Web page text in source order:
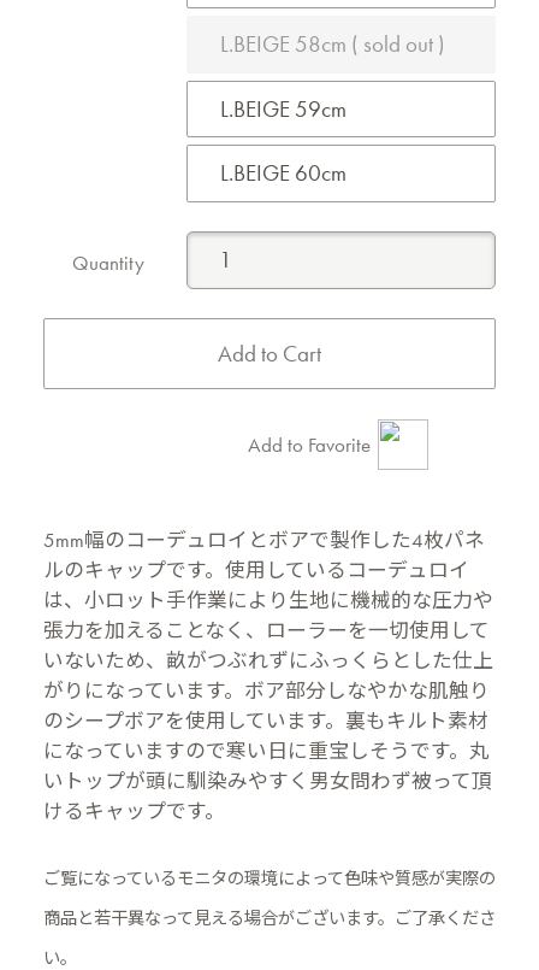
L.BEIGE 58cm ( sold out )
L.BEIGE 59cm
L.BEIGE 60cm
Quantity
Add to Favorite
5mm幅のコーデュロイとボアで製作した4枚パネ
ルのキャップです。使用しているコーデュロイ
は、小ロット手作業により生地に機械的な圧力や
張力を加えることなく、ローラーを一切使用して
いないため、畝がつぶれずにふっくらとした仕上
がりになっています。ボア部分しなやかな肌触り
のシープボアを使用しています。裏もキルト素材
になっていますので寒い日に重宝しそうです。丸
いトップが頭に馴染みやすく男女問わず被って頂
けるキャップです。
ご覧になっているモニタの環境によって色味や質感が実際の
商品と若干異なって見える場合がございます。ご了承くださ
い。